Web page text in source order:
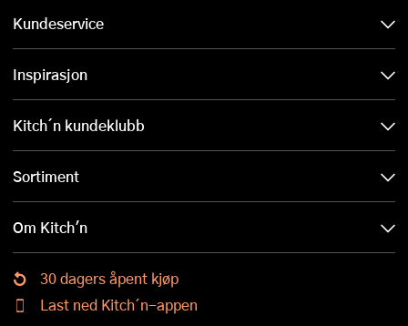
Kundeservice
Inspirasjon
Kitch´n kundeklubb
Sortiment
Om Kitch'n
30 dagers åpent kjøp
Last ned Kitch´n-appen